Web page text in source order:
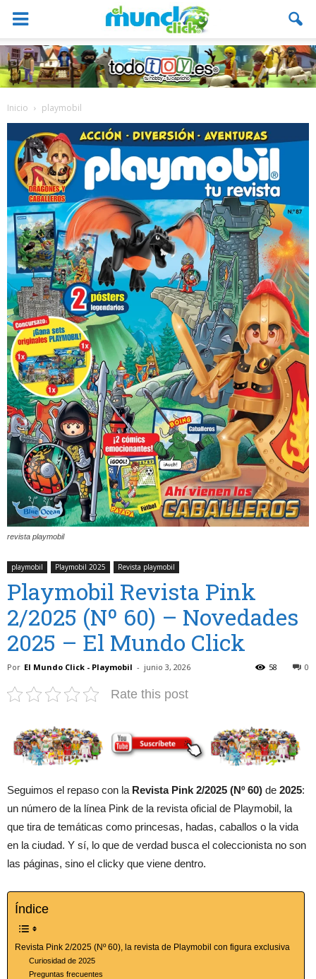
Inicio playmobil
revista playmobil
playmobil Playmobil 2025 Revista playmobil
Playmobil Revista Pink
2/2025 (Nº 60) – Novedades
2025 – El Mundo Click
Por El Mundo Click - Playmobil - junio 3, 2026 0
58
Rate this post
Seguimos el repaso con la Revista Pink 2/2025 (Nº 60) de 2025:
un número de la línea Pink de la revista oficial de Playmobil, la
que tira de temáticas como princesas, hadas, caballos o la vida
en la ciudad. Y sí, lo que de verdad busca el coleccionista no son
las páginas, sino el clicky que viene dentro.
Índice
Revista Pink 2/2025 (Nº 60), la revista de Playmobil con figura exclusiva
Curiosidad de 2025
Preguntas frecuentes